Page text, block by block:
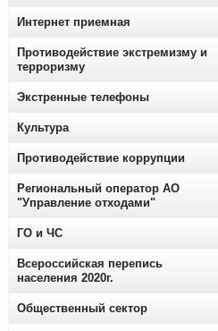
Интернет приемная
Противодействие экстремизму и
терроризму
Экстренные телефоны
Культура
Противодействие коррупции
Региональный оператор АО
"Управление отходами"
ГО и ЧС
Всероссийская перепись
населения 2020г.
Общественный сектор